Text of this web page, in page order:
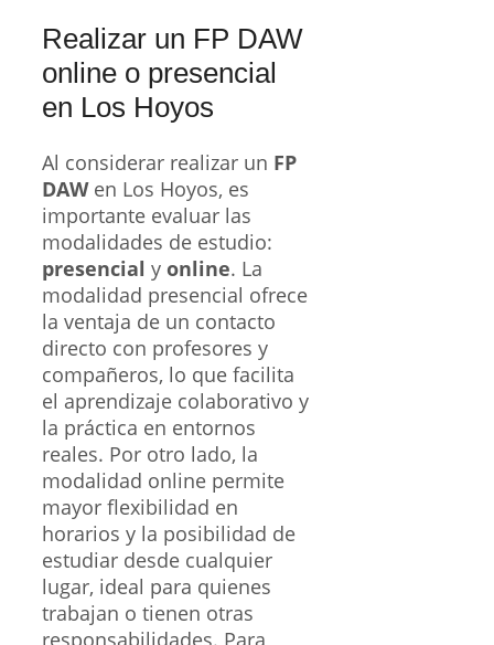
Realizar un FP DAW
online o presencial
en Los Hoyos
Al considerar realizar un FP
DAWen Los Hoyos, es
importante evaluar las
modalidades de estudio:
presencial y online. La
modalidad presencial ofrece
la ventaja de un contacto
directo con profesores y
compañeros, lo que facilita
el aprendizaje colaborativo y
la práctica en entornos
reales. Por otro lado, la
modalidad online permite
mayor flexibilidad en
horarios y la posibilidad de
estudiar desde cualquier
lugar, ideal para quienes
trabajan o tienen otras
responsabilidades. Para